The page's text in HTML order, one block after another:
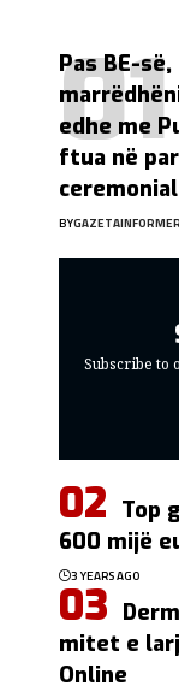
Pas BE-
edhe me
ftua në
BYGAZETAINFORMER
Subscribe to
Top
600 mijë
3 YEARS AGO
mitet e
Online